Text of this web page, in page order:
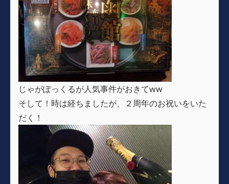
じゃがぽっくるが人気事件がおきてww
そして！時は経ちましたが、２周年のお祝いをいた
だく！